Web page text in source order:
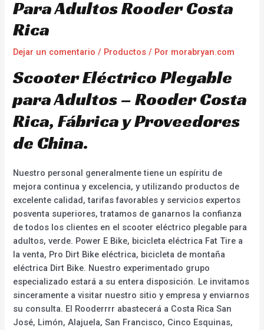
Para Adultos Rooder Costa
Rica
Dejar un comentario / Productos / Por morabryan.com
Scooter Eléctrico Plegable
para Adultos – Rooder Costa
Rica, Fábrica y Proveedores
de China.
Nuestro personal generalmente tiene un espíritu de
mejora continua y excelencia, y utilizando productos de
excelente calidad, tarifas favorables y servicios expertos
posventa superiores, tratamos de ganarnos la confianza
de todos los clientes en el scooter eléctrico plegable para
adultos, verde. Power E Bike, bicicleta eléctrica Fat Tire a
la venta, Pro Dirt Bike eléctrica, bicicleta de montaña
eléctrica Dirt Bike. Nuestro experimentado grupo
especializado estará a su entera disposición. Le invitamos
sinceramente a visitar nuestro sitio y empresa y enviarnos
su consulta. El Rooderrrr abastecerá a Costa Rica San
José, Limón, Alajuela, San Francisco, Cinco Esquinas,